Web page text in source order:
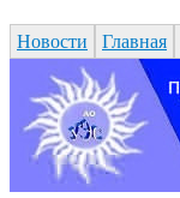
Новости Главная